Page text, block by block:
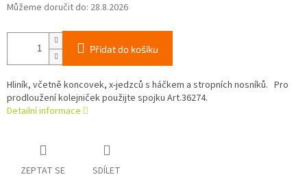
Můžeme doručit do: 28.8.2026
Přidat do košíku
Hliník, včetně koncovek, x-jedzců s háčkem a stropních nosníků. Pro
prodloužení kolejniček použijte spojku Art.36274.
Detailní informace
ZEPTAT SE SDÍLET